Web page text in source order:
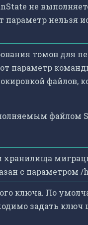
не
нельзя
томов для
параметр
файлов,
файлом
хранилища
с параметром /
ключа. По
задать